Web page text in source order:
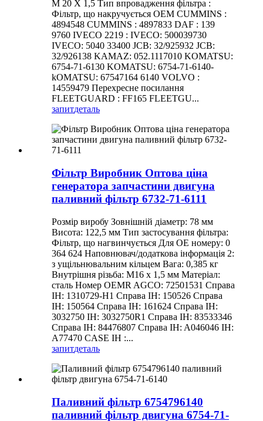
M 20 X 1,5 Тип впровадження фільтра :
Фільтр, що накручується OEM CUMMINS :
4894548 CUMMINS : 4897833 DAF : 139
9760 IVECO 2219 : IVECO: 500039730
IVECO: 5040 33400 JCB: 32/925932 JCB:
32/926138 KAMAZ: 052.1117010 KOMATSU:
6754-71-6130 KOMATSU: 6754-71-6140-
kOMATSU: 67547164 6140 VOLVO :
14559479 Перехресне посилання
FLEETGUARD : FF165 FLEETGU...
запитдеталь
Фільтр Виробник Оптова ціна
генератора запчастини двигуна
паливний фільтр 6732-71-6111
Розмір виробу Зовнішній діаметр: 78 мм
Висота: 122,5 мм Тип застосування фільтра:
Фільтр, що нагвинчується Для OE номеру: 0
364 624 Наповнювач/додаткова інформація 2:
з ущільнювальним кільцем Вага: 0,385 кг
Внутрішня різьба: M16 x 1,5 мм Матеріал:
сталь Номер OEMR AGCO: 72501531 Справа
IH: 1310729-H1 Справа IH: 150526 Справа
IH: 150564 Справа IH: 161624 Справа IH:
3032750 IH: 3032750R1 Справа IH: 83533346
Справа IH: 84476807 Справа IH: A046046 IH:
A77470 CASE IH :...
запитдеталь
Паливний фільтр 6754796140
паливний фільтр двигуна 6754-71-